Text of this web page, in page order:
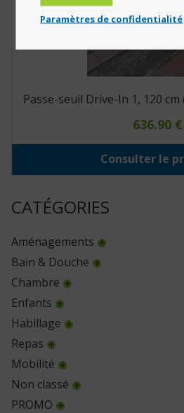
CATÉGORIES
Aménagements
Bain & Douche
Chambre
Enfants
Habillage
Repas
Mobilité
Non classé
PROMO
Passe-seuil Drive-In 1, 120 cm
636.90 €
Consulter le
Paramètres de confidentialité